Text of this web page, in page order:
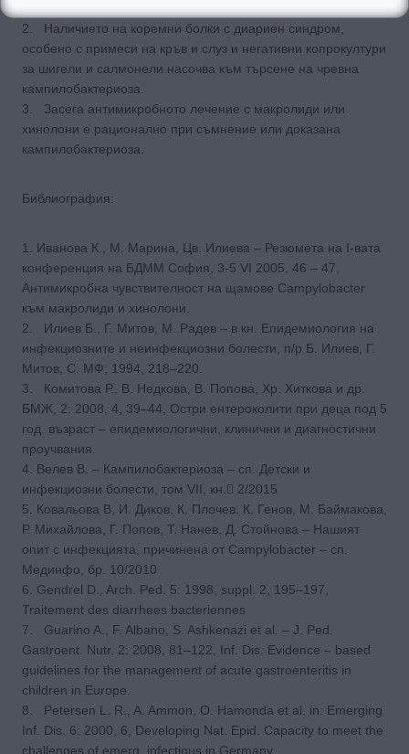
съвременната патология и за нея трябва да се мисли.
2. Наличието на коремни болки с диариен синдром,
особено с примеси на кръв и слуз и негативни копрокултури
за шигели и салмонели насочва към търсене на чревна
кампилобактериоза.
3. Засега антимикробното лечение с макролиди или
хинолони е рационално при съмнение или доказана
кампилобактериоза.
Библиография:
1. Иванова К., М. Марина, Цв. Илиева – Резюмета на I-вата
конференция на БДММ София, 3-5 VI 2005, 46 – 47,
Антимикробна чувствителност на щамове Campylobacter
към макролиди и хинолони.
2. Илиев Б., Г. Митов, М. Радев – в кн. Епидемиология на
инфекциозните и неинфекциозни болести, п/р Б. Илиев, Г.
Митов, С. МФ, 1994, 218–220.
3. Комитова Р., В. Недкова, В. Попова, Хр. Хиткова и др.
БМЖ, 2: 2008, 4, 39–44, Остри ентероколити при деца под 5
год. възраст – епидемиологични, клинични и диагностични
проучвания.
4. Велев В. – Кампилобактериоза – сп. Детски и
инфекциозни болести, том VII, кн. ٍ2/2015
5. Ковальова В, И. Диков, К. Плочев, К. Генов, М. Баймакова,
Р. Михайлова, Г. Попов, Т. Нанев, Д. Стойнова – Нашият
опит с инфекцията, причинена от Campylobacter – сп.
Мединфо, бр. 10/2010
6. Gendrel D., Arch. Ped. 5: 1998, suppl. 2, 195–197,
Traitement des diarrhees bacteriennes
7. Guarino A., F. Albano, S. Ashkenazi et al. – J. Ped.
Gastroent. Nutr. 2: 2008, 81–122, Inf. Dis. Evidence – based
guidelines for the management of acute gastroenteritis in
children in Europe.
8. Petersen L. R., A. Ammon, O. Hamonda et al. in: Emerging
Inf. Dis. 6: 2000, 6, Developing Nat. Epid. Capacity to meet the
challenges of emerg. infectious in Germany.